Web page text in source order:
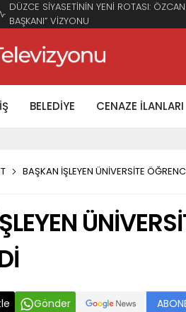
BAŞHEKİME “SONAY” DEMEK SUÇ
BELEDİYE CENAZE İLANLARI
BAŞKAN İŞLEYEN ÜNİVERSİTE
Gönder